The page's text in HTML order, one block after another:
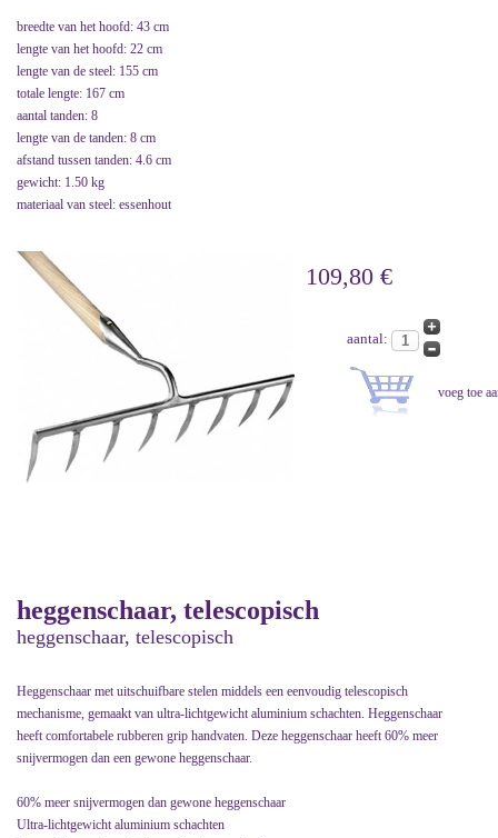
breedte van het hoofd: 43 cm
lengte van het hoofd: 22 cm
lengte van de steel: 155 cm
totale lengte: 167 cm
aantal tanden: 8
lengte van de tanden: 8 cm
afstand tussen tanden: 4.6 cm
gewicht: 1.50 kg
materiaal van steel: essenhout
109,80 €
aantal:
heggenschaar, telescopisch
heggenschaar, telescopisch
Heggenschaar met uitschuifbare stelen middels een eenvoudig telescopisch
mechanisme, gemaakt van ultra-lichtgewicht aluminium schachten. Heggenschaar
heeft comfortabele rubberen grip handvaten. Deze heggenschaar heeft 60% meer
snijvermogen dan een gewone heggenschaar.
60% meer snijvermogen dan gewone heggenschaar
Ultra-lichtgewicht aluminium schachten